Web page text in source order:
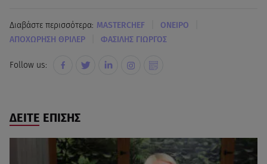
Διαβάστε περισσότερα: MASTERCHEF ΟΝΕΙΡΟ
ΑΠΟΧΩΡΗΣΗ ΘΡΙΛΕΡ ΦΑΣΙΛΗΣ ΓΙΩΡΓΟΣ
Follow us:
ΔΕΙΤΕ ΕΠΙΣΗΣ